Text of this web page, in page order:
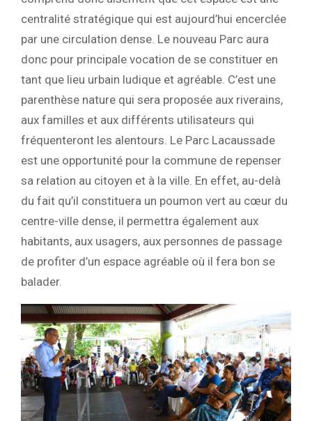
centralité stratégique qui est aujourd’hui encerclée
par une circulation dense. Le nouveau Parc aura
donc pour principale vocation de se constituer en
tant que lieu urbain ludique et agréable. C’est une
parenthèse nature qui sera proposée aux riverains,
aux familles et aux différents utilisateurs qui
fréquenteront les alentours. Le Parc Lacaussade
est une opportunité pour la commune de repenser
sa relation au citoyen et à la ville. En effet, au-delà
du fait qu’il constituera un poumon vert au cœur du
centre-ville dense, il permettra également aux
habitants, aux usagers, aux personnes de passage
de profiter d’un espace agréable où il fera bon se
balader.